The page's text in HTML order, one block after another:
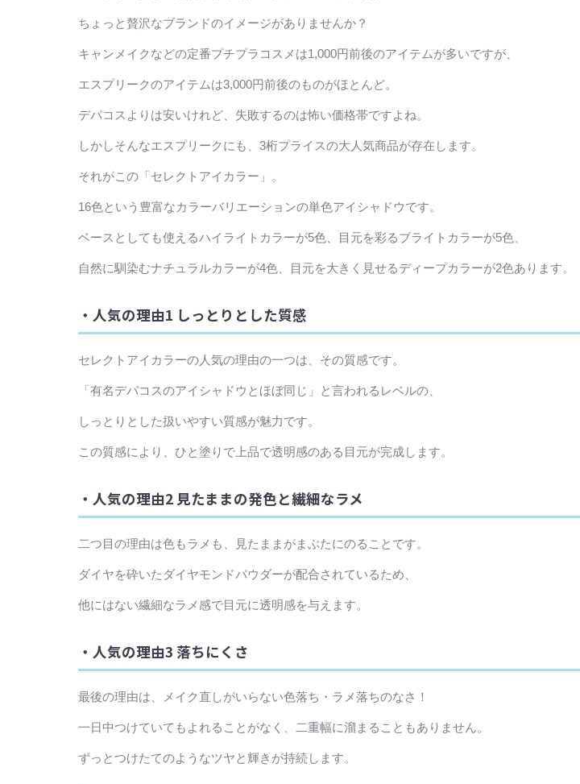
ちょっと贅沢なブランドのイメージがありませんか？
キャンメイクなどの定番プチプラコスメは1,000円前後のアイテムが多いですが、
エスプリークのアイテムは3,000円前後のものがほとんど。
デパコスよりは安いけれど、失敗するのは怖い価格帯ですよね。
しかしそんなエスプリークにも、3桁プライスの大人気商品が存在します。
それがこの「セレクトアイカラー」。
16色という豊富なカラーバリエーションの単色アイシャドウです。
ベースとしても使えるハイライトカラーが5色、目元を彩るブライトカラーが5色、
自然に馴染むナチュラルカラーが4色、目元を大きく見せるディープカラーが2色あります。
・人気の理由1 しっとりとした質感
セレクトアイカラーの人気の理由の一つは、その質感です。
「有名デパコスのアイシャドウとほぼ同じ」と言われるレベルの、
しっとりとした扱いやすい質感が魅力です。
この質感により、ひと塗りで上品で透明感のある目元が完成します。
・人気の理由2 見たままの発色と繊細なラメ
二つ目の理由は色もラメも、見たままがまぶたにのることです。
ダイヤを砕いたダイヤモンドパウダーが配合されているため、
他にはない繊細なラメ感で目元に透明感を与えます。
・人気の理由3 落ちにくさ
最後の理由は、メイク直しがいらない色落ち・ラメ落ちのなさ！
一日中つけていてもよれることがなく、二重幅に溜まることもありません。
ずっとつけたてのようなツヤと輝きが持続します。